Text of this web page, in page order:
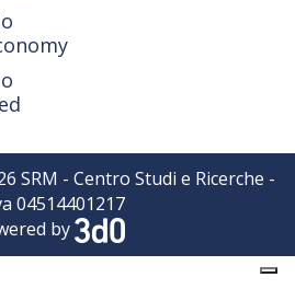
SRM - Centro Studi e Ricerche -
04514401217
by